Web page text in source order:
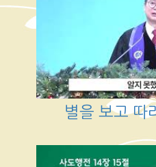
별을 보고 따